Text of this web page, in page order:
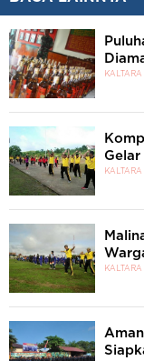
KALTARA
Gelar
KALTARA
KALTARA